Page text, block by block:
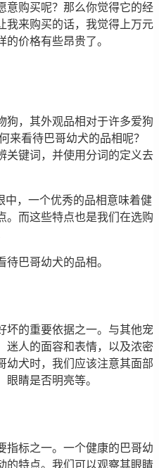
意购买呢？那么你觉得它的经
我来购买的话，我觉得上万元
价格有些昂贵了。
狗，其外观品相对于许多爱狗
来看待巴哥幼犬的品相呢？
关键词，并使用分词的定义去
中，一个优秀的品相意味着健
。而这些特点也是我们在选购
巴哥幼犬的品相。
坏的重要依据之一。与其他宠
迷人的面容和表情，以及浓密
幼犬时，我们应该注意其面部
睛是否明亮等。
指标之一。一个健康的巴哥幼
的特点。我们可以观察其眼睛